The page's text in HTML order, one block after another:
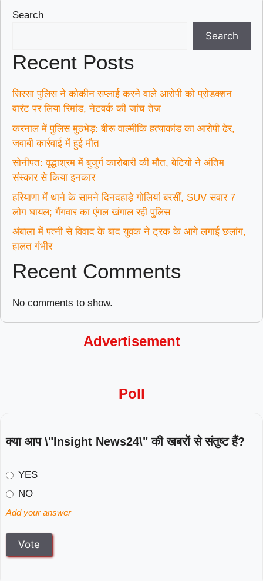
Search
Search
Recent Posts
सिरसा पुलिस ने कोकीन सप्लाई करने वाले आरोपी को प्रोडक्शन
वारंट पर लिया रिमांड, नेटवर्क की जांच तेज
करनाल में पुलिस मुठभेड़: बीरू वाल्मीकि हत्याकांड का आरोपी ढेर,
जवाबी कार्रवाई में हुई मौत
सोनीपत: वृद्धाश्रम में बुजुर्ग कारोबारी की मौत, बेटियों ने अंतिम
संस्कार से किया इनकार
हरियाणा में थाने के सामने दिनदहाड़े गोलियां बरसीं, SUV सवार 7
लोग घायल; गैंगवार का एंगल खंगाल रही पुलिस
अंबाला में पत्नी से विवाद के बाद युवक ने ट्रक के आगे लगाई छलांग,
हालत गंभीर
Recent Comments
No comments to show.
Advertisement
Poll
क्या आप \"Insight News24\" की खबरों से संतुष्ट हैं?
YES
NO
Add your answer